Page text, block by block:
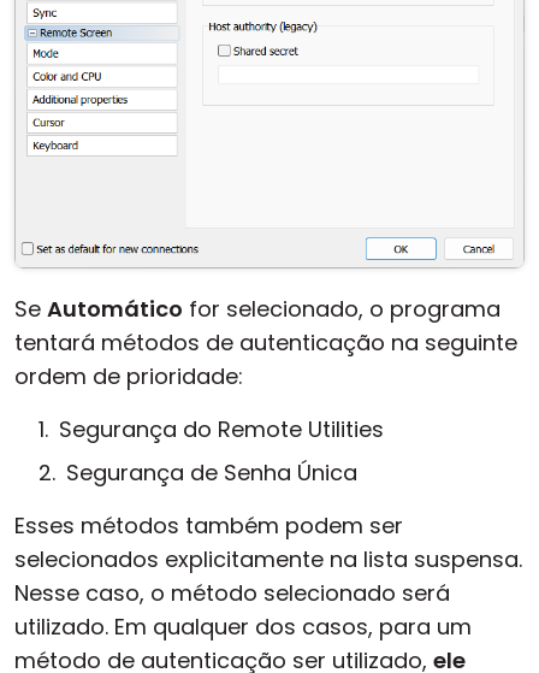
Se Automático for selecionado, o programa
tentará métodos de autenticação na seguinte
ordem de prioridade:
Segurança do Remote Utilities
Segurança de Senha Única
Esses métodos também podem ser
selecionados explicitamente na lista suspensa.
Nesse caso, o método selecionado será
utilizado. Em qualquer dos casos, para um
método de autenticação ser utilizado, ele